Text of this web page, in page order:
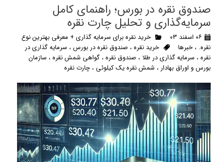
صندوق نقره در بورس؛ راهنمای کامل
سرمایه‌گذاری و تحلیل چارت نقره
۰۶ اسفند ۰۳
خرید نقره برای سرمایه گذاری + معرفی بهترین نوع
نقره. ، خبرها خرید نقره، صندوق نقره در بورس، سرمایه گذاری در
نقره، سرمایه گذاری در طلا ، صندوق نقره، گواهی شمش نقره، سازمان
بورس و اوراق بهادار ، شمش نقره یک کیلوئی ، چارت نقره